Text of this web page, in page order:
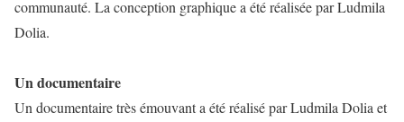
communauté. La conception graphique a été réalisée par Ludmila
Dolia.
Un documentaire
Un documentaire très émouvant a été réalisé par Ludmila Dolia et